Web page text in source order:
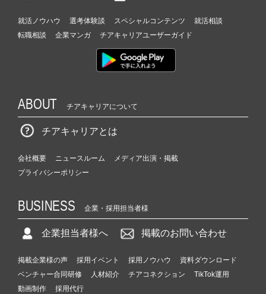
就活ノウハウ 選考体験談 スペシャルコンテンツ
就活相談
転職相談
企業マンガ チアキャリアユーザーガイド
ABOUT チアキャリアについて
チアキャリアとは
会社概要 ニュースルーム
メディア出演・掲載
プライバシーポリシー
BUSINESS 企業・採用担当者様
企業担当者様へ 掲載のお問い合わせ
掲載企業様の声 採用イベント 採用ノウハウ
資料ダウンロード
ベンチャー合同研修
人材紹介 チアコネクション
TikTok運用
動画制作
採用代行